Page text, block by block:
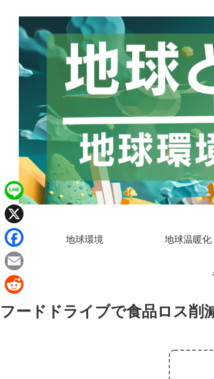
地球環境 地球温暖化
フードドライブで食品ロス削
L
n
e
X
F
a
c
e
E
a
R
e